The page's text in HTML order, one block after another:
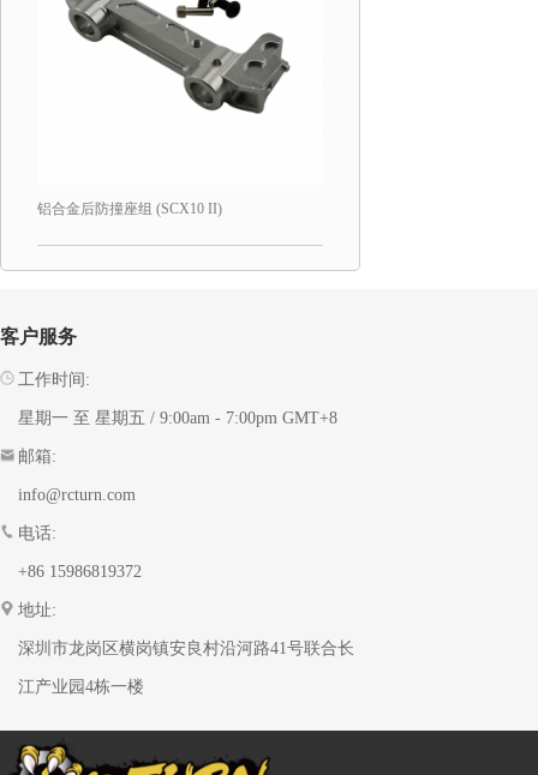
铝合金后防撞座组 (SCX10 II)
客户服务
工作时间:
星期一 至 星期五 / 9:00am - 7:00pm GMT+8
邮箱:
info@rcturn.com
电话:
+86 15986819372
地址:
深圳市龙岗区横岗镇安良村沿河路41号联合长
江产业园4栋一楼